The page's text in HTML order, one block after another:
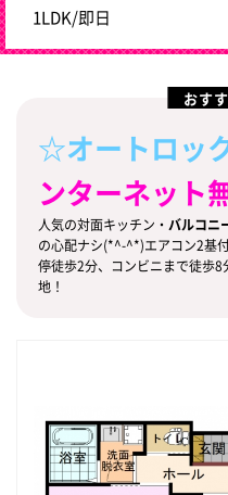
1LDK/即日
おす
☆オートロッ
ンターネット
人気の対面キッチン・ バルコニ
の心配ナシ(*^-^*)エアコン2基
停徒歩2分、コンビニまで徒歩
地！